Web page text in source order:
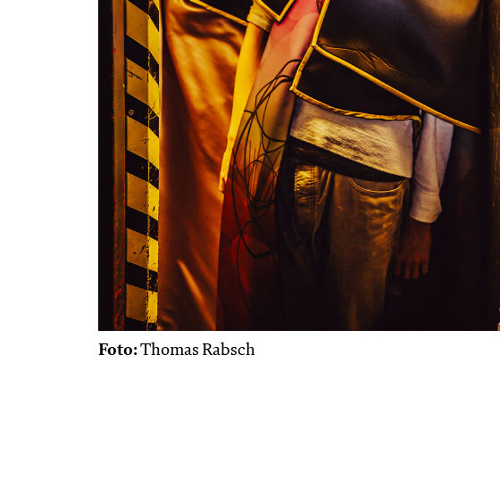
Foto:Thomas Rabsch